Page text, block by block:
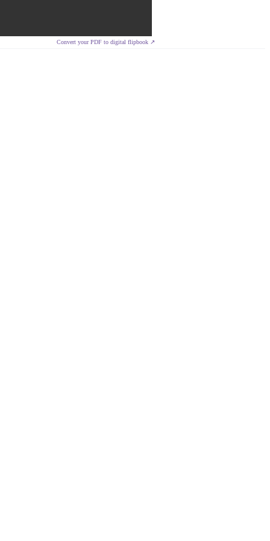
Convert your PDF to digital flipbook ↗